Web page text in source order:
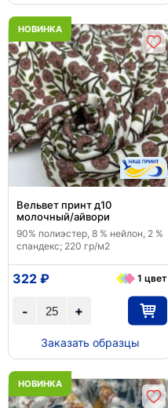
НОВИНКА
Вельвет принт д10
молочный/айвори
90% полиэстер, 8 % нейлон, 2 %
спандекс; 220 гр/м2
+
-
322 ₽ 1 цвет
Заказать образцы
НОВИНКА